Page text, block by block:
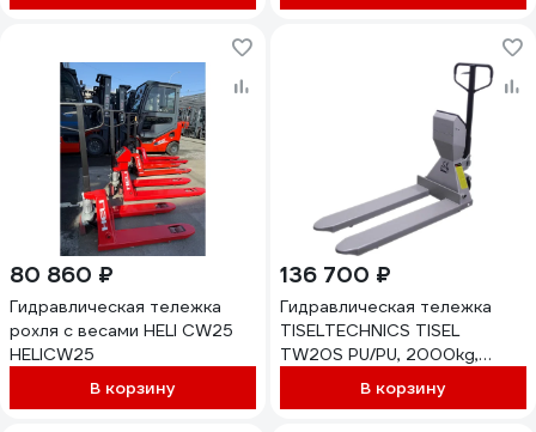
80 860 ₽
Гидравлическая тележка
рохля с весами HELI CW25
HELICW25
В корзину
136 700 ₽
Гидравлическая тележка
TISELTECHNICS TISEL
TW20S PU/PU, 2000kg,
200mm, 1150x555 mm
НФ-00000867
В корзину